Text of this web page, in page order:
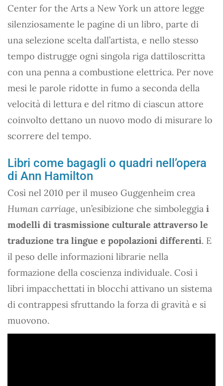
Center for the Arts a New York un attore legge
silenziosamente le pagine di un libro, parte di
una selezione scelta dall’artista, e nello stesso
tempo distrugge ogni singola riga dattiloscritta
con una penna a combustione elettrica. Per nove
mesi le parole ridotte in fumo a seconda della
velocità di lettura e del ritmo di ciascun attore
coinvolto dettano un nuovo modo di misurare lo
scorrere del tempo.
Libri come bagagli o quadri nell’opera
di Ann Hamilton
Così nel 2010 per il museo Guggenheim crea
Human carriage, un’esibizione che simboleggia i
modelli di trasmissione culturale attraverso le
traduzione tra lingue e popolazioni differenti. E
il peso delle informazioni librarie nella
formazione della coscienza individuale. Così i
libri impacchettati in blocchi attivano un sistema
di contrappesi sfruttando la forza di gravità e si
muovono.